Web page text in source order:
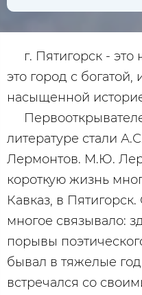
г. Пятигорск - это
это город с богатой,
насыщенной
литературе стали
Лермонтов. М.Ю.
короткую жизнь
Кавказ, в
многое связывало:
порывы
бывал в тяжелые
встречался со